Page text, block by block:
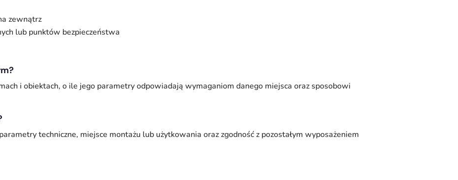
zewnątrz
lub punktów bezpieczeństwa
i obiektach, o ile jego parametry odpowiadają wymaganiom danego miejsca oraz sposobowi
techniczne, miejsce montażu lub użytkowania oraz zgodność z pozostałym wyposażeniem